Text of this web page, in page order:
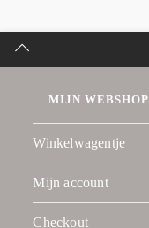
MIJN WEBSHOP
Winkelwagentje
Mijn account
Checkout